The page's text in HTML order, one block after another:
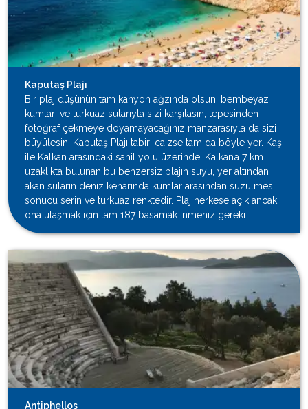
Kaputaş Plajı
Bir plaj düşünün tam kanyon ağzında olsun, bembeyaz
kumları ve turkuaz sularıyla sizi karşılasın, tepesinden
fotoğraf çekmeye doyamayacağınız manzarasıyla da sizi
büyülesin. Kaputaş Plajı tabiri caizse tam da böyle yer. Kaş
ile Kalkan arasındaki sahil yolu üzerinde, Kalkan’a 7 km
uzaklıkta bulunan bu benzersiz plajın suyu, yer altından
akan suların deniz kenarında kumlar arasından süzülmesi
sonucu serin ve turkuaz renktedir. Plaj herkese açık ancak
ona ulaşmak için tam 187 basamak inmeniz gereki...
Antiphellos